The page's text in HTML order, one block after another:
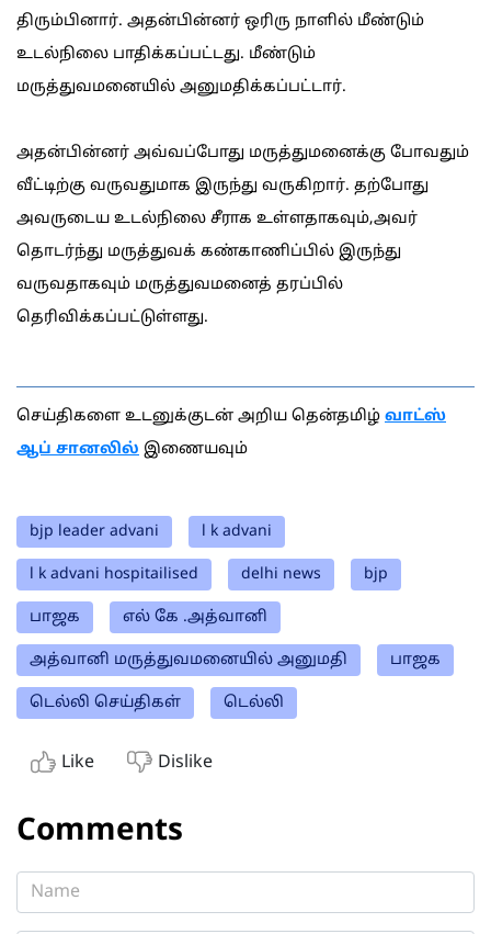
திரும்பினார். அதன்பின்னர் ஒரிரு நாளில் மீண்டும்
உடல்நிலை பாதிக்கப்பட்டது. மீண்டும்
மருத்துவமனையில் அனுமதிக்கப்பட்டார்.
அதன்பின்னர் அவ்வப்போது மருத்துமனைக்கு போவதும்
வீட்டிற்கு வருவதுமாக இருந்து வருகிறார். தற்போது
அவருடைய உடல்நிலை சீராக உள்ளதாகவும்,அவர்
தொடர்ந்து மருத்துவக் கண்காணிப்பில் இருந்து
வருவதாகவும் மருத்துவமனைத் தரப்பில்
தெரிவிக்கப்பட்டுள்ளது.
செய்திகளை உடனுக்குடன் அறிய தென்தமிழ் வாட்ஸ்
ஆப் சானலில் இணையவும்
bjp leader advani l k advani
l k advani hospitailised delhi news bjp
பாஜக எல் கே .அத்வானி
அத்வானி மருத்துவமனையில் அனுமதி பாஜக
டெல்லி செய்திகள் டெல்லி
Like Dislike
Comments